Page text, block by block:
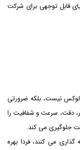
قابل توجهی برای شرکت
لوکس نیست، بلکه ضرورتی
دقت، سرعت و شفافیت را
جلوگیری می کند.
می کنند، فردا بهره